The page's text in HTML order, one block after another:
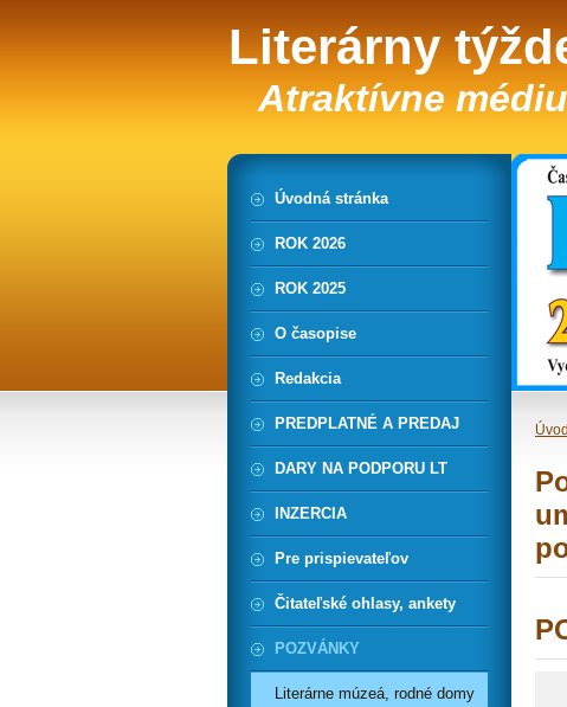
Literárny
Atraktívne
Úvodná stránka
ROK 2026
ROK 2025
O časopise
Redakcia
PREDPLATNÉ A PREDAJ
DARY NA PODPORU LT
INZERCIA
Pre prispievateľov
Čitateľské ohlasy, ankety
POZVÁNKY
Literárne múzeá, rodné domy